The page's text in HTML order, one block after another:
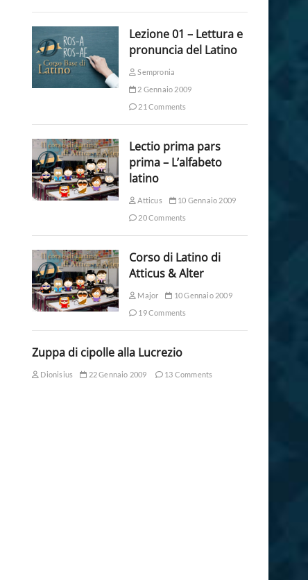
Lezione 01 – Lettura e
pronuncia del Latino
Sempronia
2 Gennaio 2009
21 Comments
Lectio prima pars
prima – L’alfabeto
latino
Atticus
10 Gennaio 2009
20 Comments
Corso di Latino di
Atticus & Alter
Major
10 Gennaio 2009
19 Comments
Zuppa di cipolle alla Lucrezio
Dionisius 22 Gennaio 2009 13 Comments